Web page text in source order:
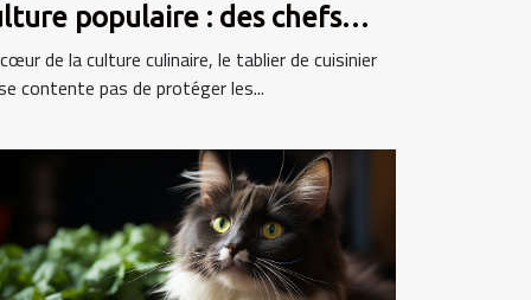
populaire : des chefs
aux émissions de
de la culture culinaire, le tablier de cuisinier
contente pas de protéger les...